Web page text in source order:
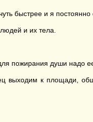
быстрее и я
и их тела.
пожирания души надо ее
выходим к площади,